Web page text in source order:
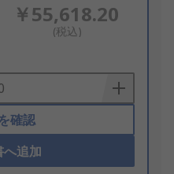
￥55,618.20
(税込)
確認
追加